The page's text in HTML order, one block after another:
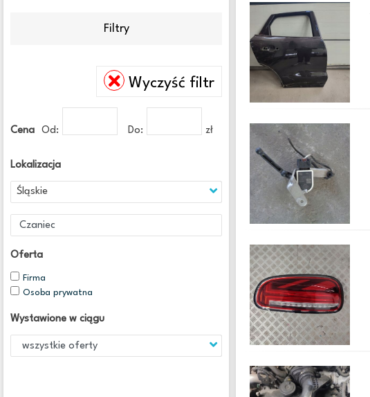
Filtry
Wyczyść filtr
Cena Od: Do: zł
Lokalizacja
Śląskie
Oferta
Firma
Osoba prywatna
Wystawione w ciągu